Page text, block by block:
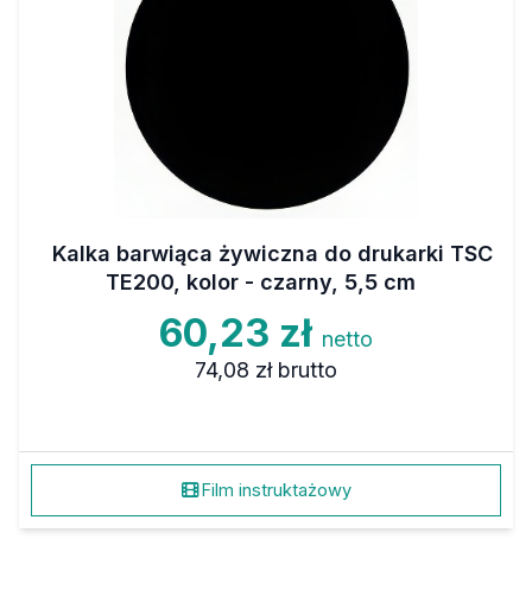
Kalka barwiąca żywiczna do drukarki TSC
TE200, kolor - czarny, 5,5 cm
60,23 zł netto
74,08 zł brutto
Film instruktażowy